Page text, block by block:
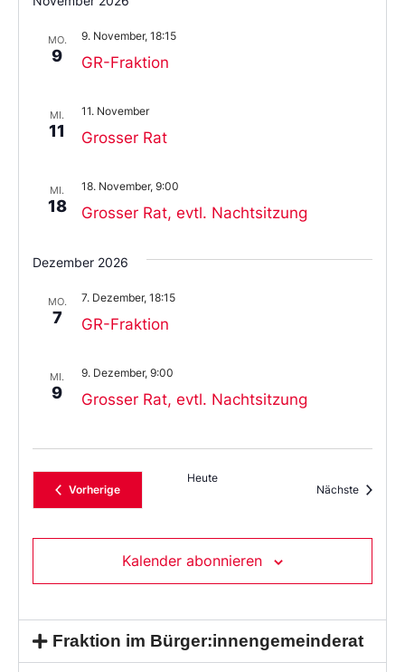
MO.
9 GR-Fraktion
9. November, 18:15
MI.
11 Grosser Rat
11. November
MI.
18 Grosser Rat, evtl. Nachtsitzung
18. November, 9:00
Dezember 2026
MO.
7 GR-Fraktion
7. Dezember, 18:15
MI.
9 Grosser Rat, evtl. Nachtsitzung
9. Dezember, 9:00
VorherigeVeranstaltungen
Heute
Nächste
Kalender abonnieren
Fraktion im Bürger:innengemeinderat